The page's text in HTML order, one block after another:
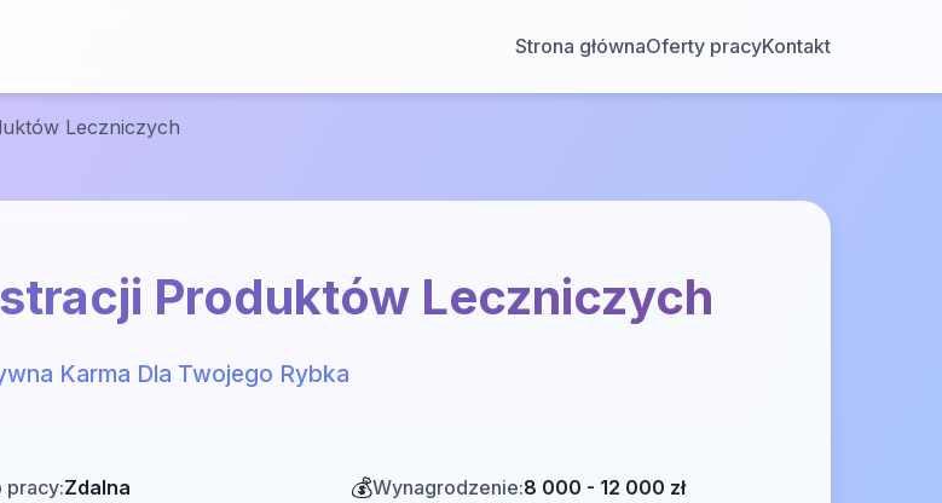
Strona głównaOferty pracyKontakt
Leczniczych
Produktów Leczniczych
Karma Dla Twojego Rybka
pracy:Zdalna 💰Wynagrodzenie:8 000 - 12 000 zł